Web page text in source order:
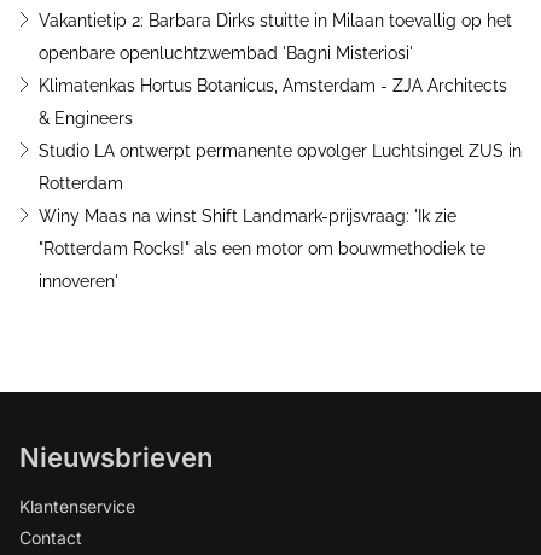
Vakantietip 2: Barbara Dirks stuitte in Milaan toevallig op het
openbare openluchtzwembad 'Bagni Misteriosi'
Klimatenkas Hortus Botanicus, Amsterdam - ZJA Architects
& Engineers
Studio LA ontwerpt permanente opvolger Luchtsingel ZUS in
Rotterdam
Winy Maas na winst Shift Landmark-prijsvraag: 'Ik zie
"Rotterdam Rocks!" als een motor om bouwmethodiek te
innoveren'
Nieuwsbrieven
Klantenservice
Contact